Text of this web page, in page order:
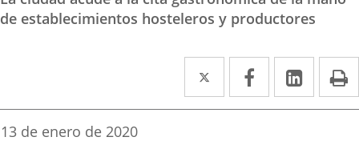
de establecimientos hosteleros y productores
Twitter
Enlace
a
Facebook
Enlace
a
Enlace
a
Fecha
13 de enero de 2020